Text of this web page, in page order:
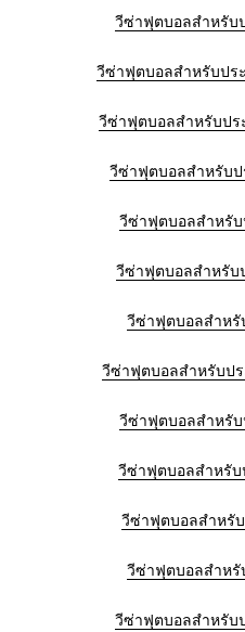
วีซ่าฟุตบอลสำหรับ
วีซ่าฟุตบอลสำหรับปร
วีซ่าฟุตบอลสำหรับป
วีซ่าฟุตบอลสำหรับ
วีซ่าฟุตบอลสำหรั
วีซ่าฟุตบอลสำหรับ
วีซ่าฟุตบอลสำห
วีซ่าฟุตบอลสำหรับป
วีซ่าฟุตบอลสำหรั
วีซ่าฟุตบอลสำหรั
วีซ่าฟุตบอลสำหรั
วีซ่าฟุตบอลสำห
วีซ่าฟุตบอลสำหรับ